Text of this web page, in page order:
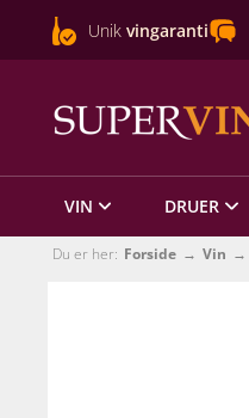
Unik vingaranti
VIN DRUER
Du er her: Forside Vin